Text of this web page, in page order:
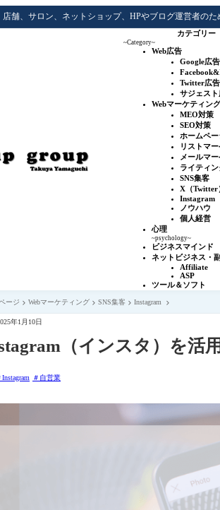
舗、サロン、ネットショップ、HPやブログ運営者の
カテゴリー
~Category~
Web広告
Google広告
Twitter広告
サジェスト
Webマーケティング
MEO対策
SEO対策
ホームペー
リストマ
メールマ
ライティン
SNS集客
X（Twitter
Instagram
ノウハウ
個人経営
心理
~psychology~
ビジネスマインド
ネットビジネス・
Affiliate
ASP
ツール＆ソフト
ージ Webマーケティング SNS集客 Instagram
年1月10日
（インスタ）を活
Instagram
自営業